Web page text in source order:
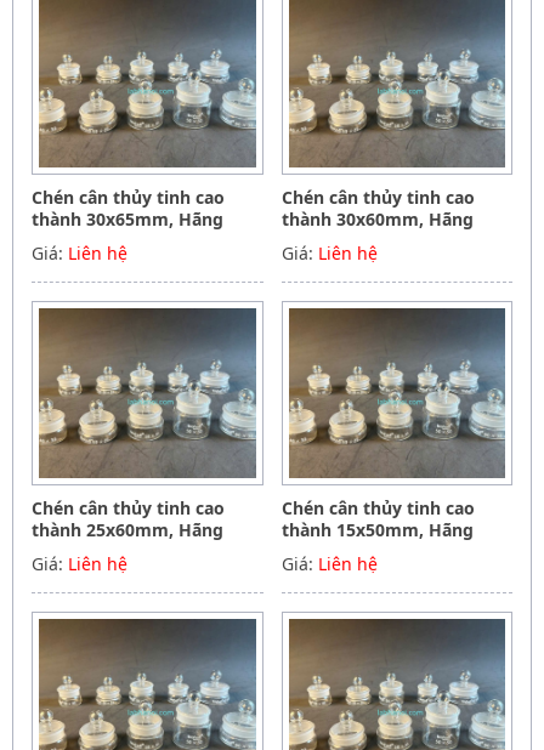
Chén cân thủy tinh cao
thành 30x65mm, Hãng
Biohall-Germany
Giá: Liên hệ
Chén cân thủy tinh cao
thành 30x60mm, Hãng
Biohall-Germany
Giá: Liên hệ
Chén cân thủy tinh cao
thành 25x60mm, Hãng
Biohall-Germany
Giá: Liên hệ
Chén cân thủy tinh cao
thành 15x50mm, Hãng
Biohall-Germany
Giá: Liên hệ